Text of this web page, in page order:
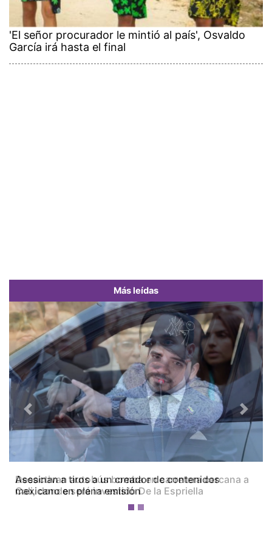
'El señor procurador le mintió al país', Osvaldo
García irá hasta el final
Más leídas
Desactivan autobús bomba en carretera cercana a
Cali, donde será investido De la Espriella
Previous Next